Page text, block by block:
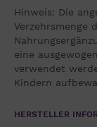
Hinweis: Die
Verzehrsmenge
eine
verwendet
Kindern
HERSTELLER